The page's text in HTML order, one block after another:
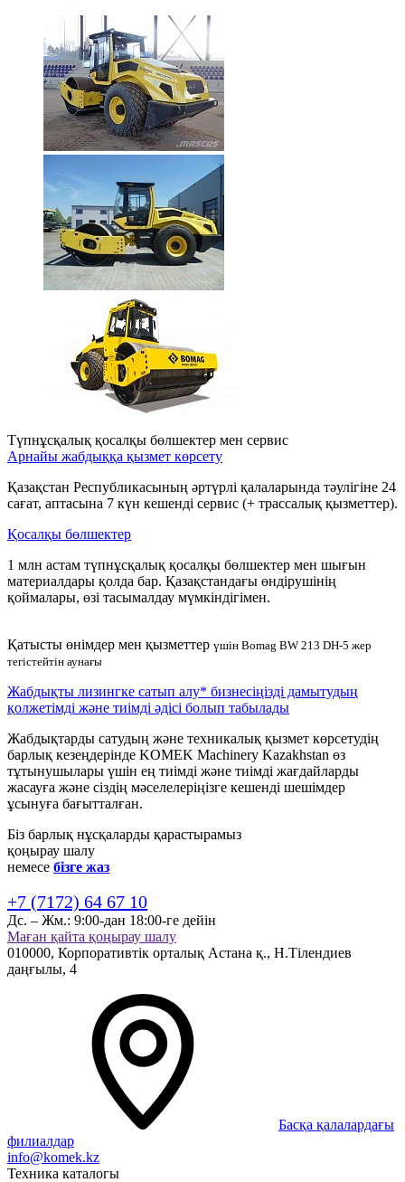
Түпнұсқалық қосалқы бөлшектер мен сервис
Арнайы жабдыққа қызмет көрсету
Қазақстан Республикасының әртүрлі қалаларында тәулігіне 24
сағат, аптасына 7 күн кешенді сервис (+ трассалық қызметтер).
Қосалқы бөлшектер
1 млн астам түпнұсқалық қосалқы бөлшектер мен шығын
материалдары қолда бар. Қазақстандағы өндірушінің
қоймалары, өзі тасымалдау мүмкіндігімен.
Қатысты өнімдер мен қызметтер үшін Bomag BW 213 DH-5 жер
тегістейтін аунағы
Жабдықты лизингке сатып алу* бизнесіңізді дамытудың
қолжетімді және тиімді әдісі болып табылады
Жабдықтарды сатудың және техникалық қызмет көрсетудің
барлық кезеңдерінде KOMEK Machinery Kazakhstan өз
тұтынушылары үшін ең тиімді және тиімді жағдайларды
жасауға және сіздің мәселелеріңізге кешенді шешімдер
ұсынуға бағытталған.
Біз барлық нұсқаларды қарастырамыз
қоңырау шалу
немесе бізге жаз
+7 (7172) 64 67 10
Дс. – Жм.: 9:00-дан 18:00-ге дейін
Маған қайта қоңырау шалу
010000, Корпоративтік орталық Астана қ., Н.Тілендиев
даңғылы, 4
Басқа қалалардағы
филиалдар
info@komek.kz
Техника каталогы